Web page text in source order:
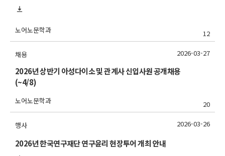
노어노문학과 12
채용
2026년 상반기 아성다이소 및 관계사 신입사원 공개채용
(~4/8)
노어노문학과 20
2026-03-27
행사
2026년 한국연구재단 연구윤리 현장투어 개최 안내
2026-03-26